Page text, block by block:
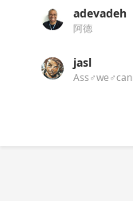
adevadeh
阿德
jasl
Ass♂we♂can